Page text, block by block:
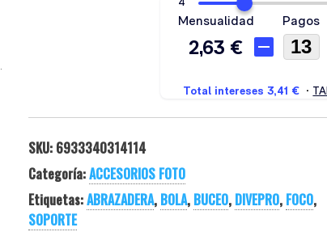
SKU: 6933340314114
Categoría:ACCESORIOS FOTO
Etiquetas:ABRAZADERA, BOLA, BUCEO, DIVEPRO, FOCO,
SOPORTE